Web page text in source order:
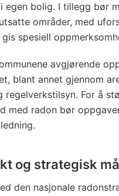
egen bolig. I tillegg bør
områder, med
gis spesiell
avgjørende
blant annet gjennom
regelverkstilsyn. For å
med radon bør
og strategisk
den nasjonale